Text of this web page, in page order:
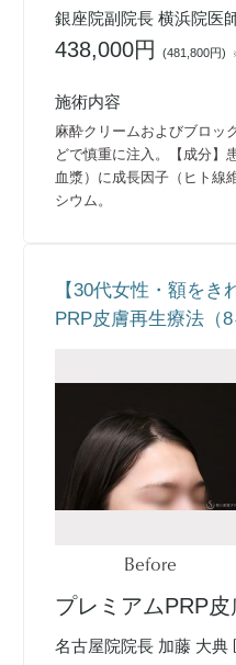
銀座院副院長 横浜院医
438,000円(481,800円)
施術内容
麻酔クリームおよびブロッ
どで慎重に注入。【成分】
血漿）に成長因子（ヒト線
シウム。
【30代女性・額を
PRP皮膚再生療法（8
Before
プレミアムPRP
名古屋院院長 加藤 大典